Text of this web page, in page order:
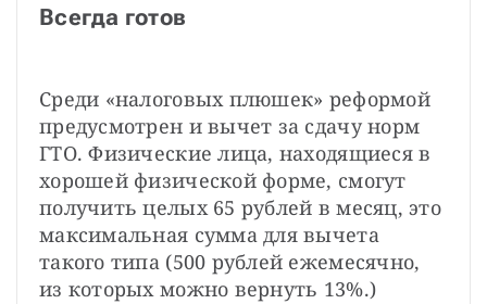
Всегда готов
Среди «налоговых плюшек» реформой
предусмотрен и вычет за сдачу норм
ГТО. Физические лица, находящиеся в
хорошей физической форме, смогут
получить целых 65 рублей в месяц, это
максимальная сумма для вычета
такого типа (500 рублей ежемесячно,
из которых можно вернуть 13%.)